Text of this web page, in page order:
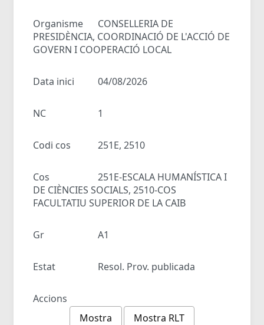
Organisme
CONSELLERIA DE
PRESIDÈNCIA, COORDINACIÓ DE L'ACCIÓ DE
GOVERN I COOPERACIÓ LOCAL
Data inici 04/08/2026
NC 1
Codi cos 251E, 2510
Cos
251E-ESCALA HUMANÍSTICA I
DE CIÈNCIES SOCIALS, 2510-COS
FACULTATIU SUPERIOR DE LA CAIB
Gr A1
Estat Resol. Prov. publicada
Accions
Mostra
Mostra RLT